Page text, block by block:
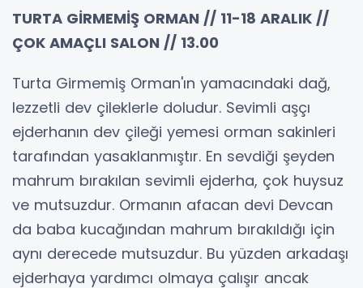
TURTA GİRMEMİŞ ORMAN // 11-18 ARALIK //
ÇOK AMAÇLI SALON // 13.00
Turta Girmemiş Orman'ın yamacındaki dağ,
lezzetli dev çileklerle doludur. Sevimli aşçı
ejderhanın dev çileği yemesi orman sakinleri
tarafından yasaklanmıştır. En sevdiği şeyden
mahrum bırakılan sevimli ejderha, çok huysuz
ve mutsuzdur. Ormanın afacan devi Devcan
da baba kucağından mahrum bırakıldığı için
aynı derecede mutsuzdur. Bu yüzden arkadaşı
ejderhaya yardımcı olmaya çalışır ancak